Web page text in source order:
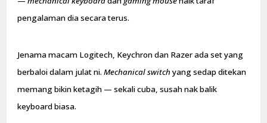
pengalaman dia secara terus.
Jenama macam Logitech, Keychron dan Razer ada set yang
berbaloi dalam julat ni.Mechanical switch yang sedap ditekan
memang bikin ketagih — sekali cuba, susah nak balik
keyboard biasa.